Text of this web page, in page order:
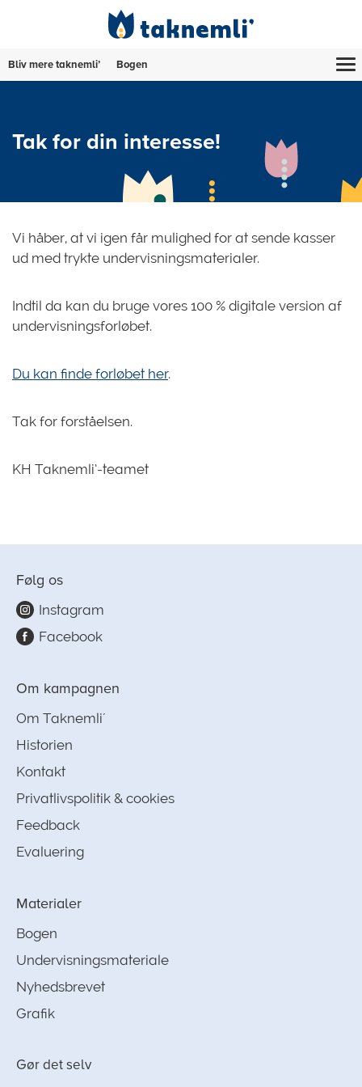
Bliv mere taknemli’ Bogen
Tak for din interesse!
Vi håber, at vi igen får mulighed for at sende kasser
ud med trykte undervisningsmaterialer.
Indtil da kan du bruge vores 100 % digitale version af
undervisningsforløbet.
Du kan finde forløbet her.
Tak for forståelsen.
KH Taknemli’-teamet
Om kampagnen
Om Taknemli´
Historien
Kontakt
Privatlivspolitik & cookies
Feedback
Evaluering
Materialer
Bogen
Undervisningsmateriale
Nyhedsbrevet
Grafik
Gør det selv
Følg os
Instagram
Facebook